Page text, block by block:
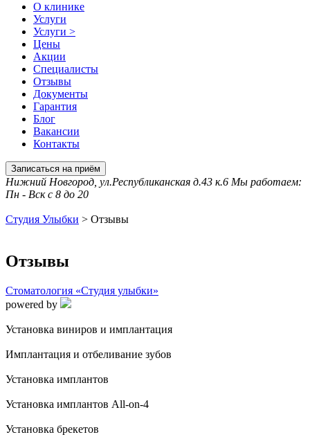
О клинике
Услуги
Услуги >
Цены
Акции
Специалисты
Отзывы
Документы
Гарантия
Блог
Вакансии
Контакты
Записаться на приём
Нижний Новгород, ул.Республиканская д.43 к.6 Мы работаем:
Пн - Вск с 8 до 20
Студия Улыбки > Отзывы
Отзывы
Стоматология «Студия улыбки»
powered by
Установка виниров и имплантация
Имплантация и отбеливание зубов
Установка имплантов
Установка имплантов All-on-4
Установка брекетов